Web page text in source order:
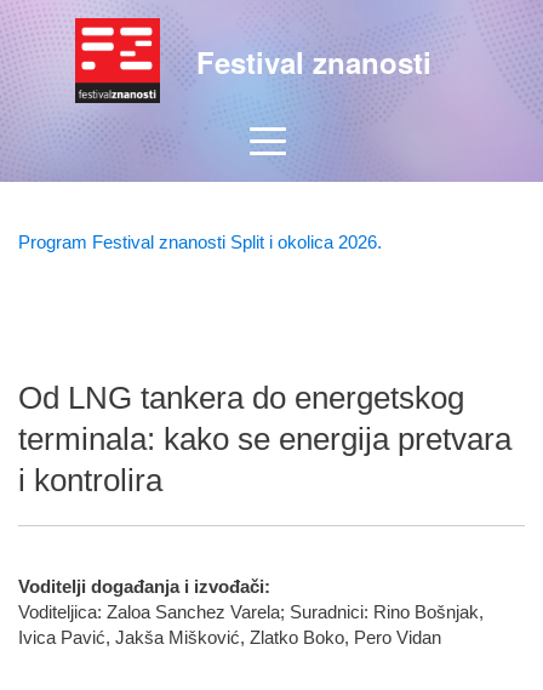
Festival znanosti
Program Festival znanosti Split i okolica 2026.
Od LNG tankera do energetskog
terminala: kako se energija pretvara
i kontrolira
Voditelji događanja i izvođači:
Voditeljica: Zaloa Sanchez Varela; Suradnici: Rino Bošnjak,
Ivica Pavić, Jakša Mišković, Zlatko Boko, Pero Vidan